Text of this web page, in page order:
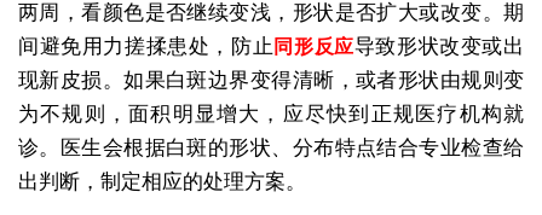
两周，看颜色是否继续变浅，形状是否扩大或改变。期
间避免用力搓揉患处，防止 同形反应导致形状改变或出
现新皮损。如果白斑边界变得清晰，或者形状由规则变
为不规则，面积明显增大，应尽快到正规医疗机构就
诊。医生会根据白斑的形状、分布特点结合专业检查给
出判断，制定相应的处理方案。